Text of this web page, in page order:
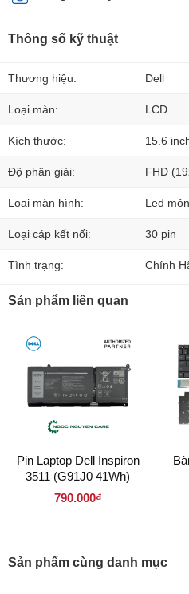
Thông số kỹ thuật
Thương hiệu: Dell
Loại màn: LCD
Kích thước: 15.6
Độ phân giải: FHD
Loại màn hình: Led
Loại cáp kết nối: 30 pin
Tình trạng: Chính
Sản phẩm liên quan
Pin Laptop Dell Inspiron
3511 (G91J0 41Wh)
790.000₫
Sản phẩm cùng danh mục